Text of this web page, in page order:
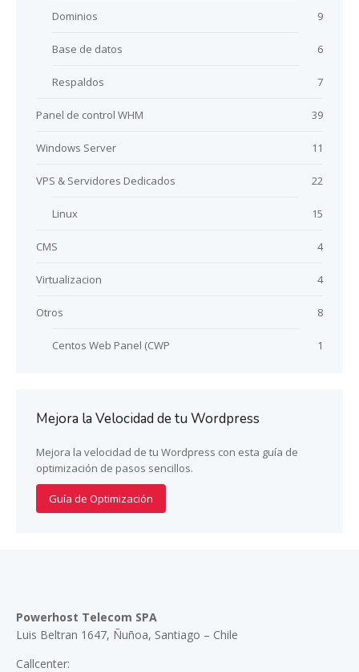
Dominios 9
Base de datos 6
Respaldos 7
Panel de control WHM 39
Windows Server 11
VPS & Servidores Dedicados 22
Linux 15
CMS 4
Virtualizacion 4
Otros 8
Centos Web Panel (CWP 1
Mejora la Velocidad de tu Wordpress
Mejora la velocidad de tu Wordpress con esta guía de
optimización de pasos sencillos.
Guía de Optimización
Powerhost Telecom SPA
Luis Beltran 1647, Ñuñoa, Santiago – Chile
Callcenter: